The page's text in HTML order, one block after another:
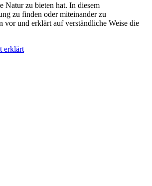
Natur zu bieten hat. In diesem
zu finden oder miteinander zu
vor und erklärt auf verständliche Weise die
erklärt